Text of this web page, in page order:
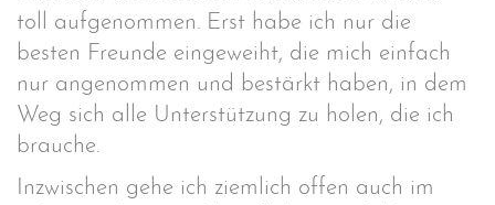
toll aufgenommen. Erst habe ich nur die
besten Freunde eingeweiht, die mich einfach
nur angenommen und bestärkt haben, in dem
Weg sich alle Unterstützung zu holen, die ich
brauche.
Inzwischen gehe ich ziemlich offen auch im